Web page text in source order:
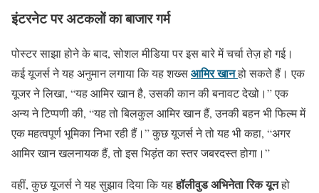
इंटरनेट पर अटकलों का बाजार गर्म
पोस्टर साझा होने के बाद, सोशल मीडिया पर इस बारे में चर्चा तेज़ हो गई।
कई यूजर्स ने यह अनुमान लगाया कि यह शख्सआमिर खानहो सकते हैं। एक
यूजर ने लिखा, “यह आमिर खान है, उसकी कान की बनावट देखो।” एक
अन्य ने टिप्पणी की, “यह तो बिलकुल आमिर खान हैं, उनकी बहन भी फिल्म में
एक महत्वपूर्ण भूमिका निभा रही हैं।” कुछ यूजर्स ने तो यह भी कहा, “अगर
आमिर खान खलनायक हैं, तो इस भिड़ंत का स्तर जबरदस्त होगा।”
वहीं, कुछ यूजर्स ने यह सुझाव दिया कि यहहॉलीवुड अभिनेता रिक यूनहो